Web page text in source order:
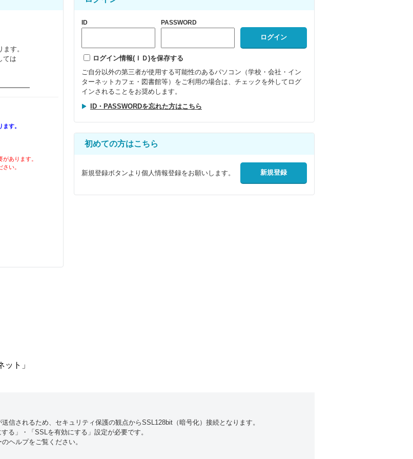
ID PASSWORD
ログイン情報(ＩＤ)を保存する
ご自分以外の第三者が使用する可能性のあるパソコン（学校・会社・イン
ターネットカフェ・図書館等）をご利用の場合は、チェックを外してログ
インされることをお奨めします。
ID・PASSWORDを忘れた方はこちら
初めての方はこちら
新規登録ボタンより個人情報登録をお願いします。
す。
ては
す。
あります。
さい。
ト」
信されるため、セキュリティ保護の観点からSSL128bit（暗号化）接続となります。
る」・「SSLを有効にする」設定が必要です。
ヘルプをご覧ください。